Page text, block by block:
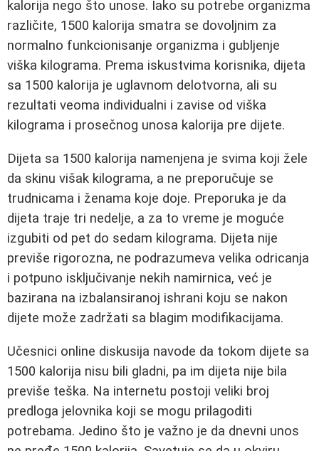
kalorija nego što unose. Iako su potrebe organizma
različite, 1500 kalorija smatra se dovoljnim za
normalno funkcionisanje organizma i gubljenje
viška kilograma. Prema iskustvima korisnika, dijeta
sa 1500 kalorija je uglavnom delotvorna, ali su
rezultati veoma individualni i zavise od viška
kilograma i prosečnog unosa kalorija pre dijete.
Dijeta sa 1500 kalorija namenjena je svima koji žele
da skinu višak kilograma, a ne preporučuje se
trudnicama i ženama koje doje. Preporuka je da
dijeta traje tri nedelje, a za to vreme je moguće
izgubiti od pet do sedam kilograma. Dijeta nije
previše rigorozna, ne podrazumeva velika odricanja
i potpuno isključivanje nekih namirnica, već je
bazirana na izbalansiranoj ishrani koju se nakon
dijete može zadržati sa blagim modifikacijama.
Učesnici online diskusija navode da tokom dijete sa
1500 kalorija nisu bili gladni, pa im dijeta nije bila
previše teška. Na internetu postoji veliki broj
predloga jelovnika koji se mogu prilagoditi
potrebama. Jedino što je važno je da dnevni unos